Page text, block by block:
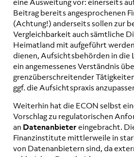
eine Ausweitung vor: einerseits
Beitrag bereits angesprochenen
(Achtung!) anderseits sollen zur
Vergleichbarkeit auch sämtliche
Heimatland mit aufgeführt
dienen, Aufsichtsbehörden in die
ein angemessenes Verständnis
grenzüberschreitender
ggf. die Aufsichtspraxis
Weiterhin hat die ECON selbst
Vorschlag zu regulatorischen
an Datenanbieter eingebracht.
Finanzinstitute mittlerweile in
von Datenanbietern sind, da